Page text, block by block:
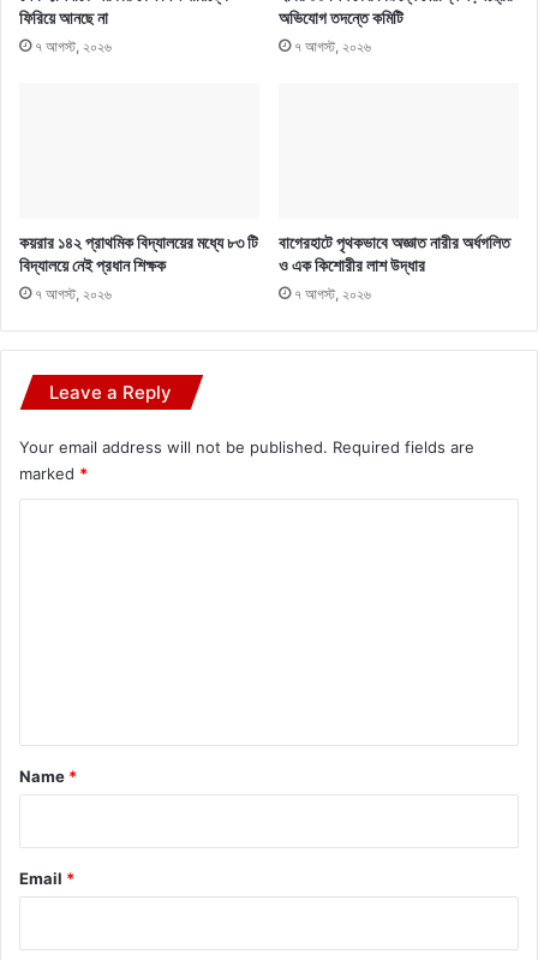
ফিরিয়ে আনছে না
৭ আগস্ট, ২০২৬
অভিযোগ তদন্তে কমিটি
৭ আগস্ট, ২০২৬
কয়রার ১৪২ প্রাথমিক বিদ্যালয়ের মধ্যে ৮৩ টি
বিদ্যালয়ে নেই প্রধান শিক্ষক
৭ আগস্ট, ২০২৬
বাগেরহাটে পৃথকভাবে অজ্ঞাত নারীর অর্ধগলিত
ও এক কিশোরীর লাশ উদ্ধার
৭ আগস্ট, ২০২৬
Leave a Reply
Your email address will not be published. Required fields are
marked *
*
Name *
Email *